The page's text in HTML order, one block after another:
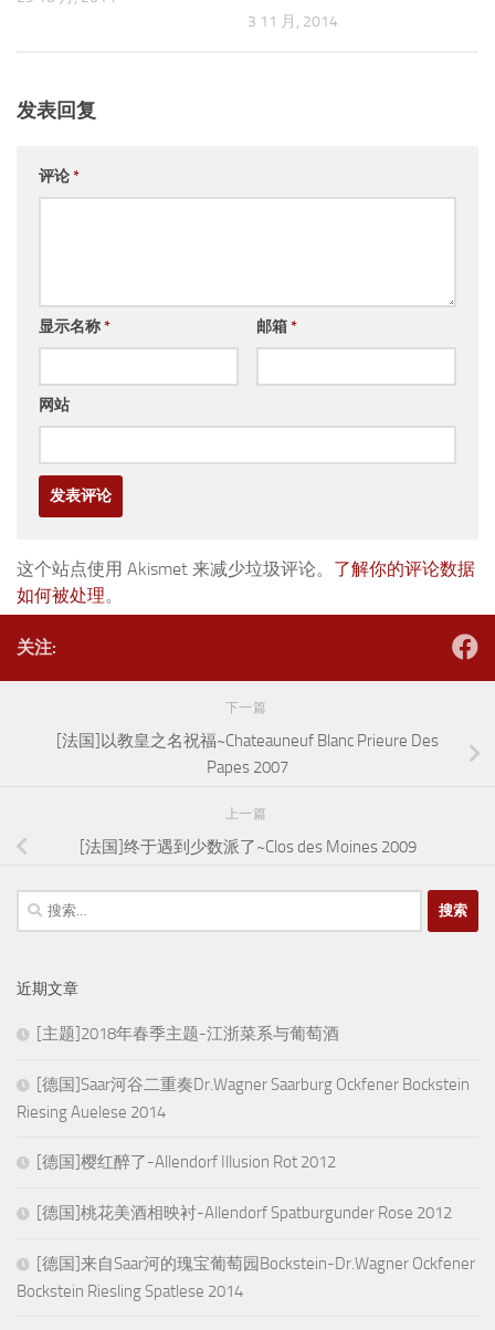
3 11 月, 2014
发表回复
评论*
显示名称* 邮箱*
网站
这个站点使用 Akismet 来减少垃圾评论。 了解你的评论数据
如何被处理。
关注:
下一篇
[法国]以教皇之名祝福~Chateauneuf Blanc Prieure Des
Papes 2007
上一篇
[法国]终于遇到少数派了~Clos des Moines 2009
搜
索：
近期文章
[主题]2018年春季主题-江浙菜系与葡萄酒
[德国]Saar河谷二重奏Dr.Wagner Saarburg Ockfener Bockstein
Riesing Auelese 2014
[德国]樱红醉了-Allendorf Illusion Rot 2012
[德国]桃花美酒相映衬-Allendorf Spatburgunder Rose 2012
[德国]来自Saar河的瑰宝葡萄园Bockstein-Dr.Wagner Ockfener
Bockstein Riesling Spatlese 2014